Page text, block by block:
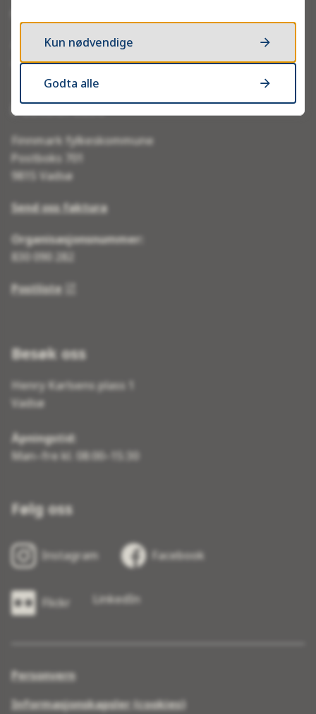
De som tar skriftlig kontakt på nordsamisk har rett til
å få skriftlig svar på nordsamisk.
Postadresse
Finnmark fylkeskommune
Postboks 701
9815 Vadsø
Send oss faktura
Organisasjonsnummer:
830 090 282
Postliste
Besøk oss
Henry Karlsens plass 1
Vadsø
Åpningstid:
Man–fre kl. 08:00–15:30
Følg oss
Instagram Facebook
Flickr LinkedIn
Personvern
Informasjonskapsler (cookies)
Kun nødvendige
Godta alle